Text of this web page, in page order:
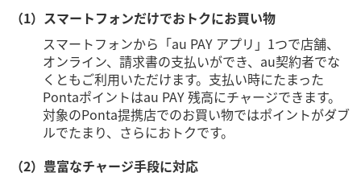
（1）スマートフォンだけでおトクにお買い物
スマートフォンから「au PAY アプリ」1つで店舗、
オンライン、請求書の支払いができ、au契約者でな
くともご利用いただけます。支払い時にたまった
Pontaポイントはau PAY 残高にチャージできます。
対象のPonta提携店でのお買い物ではポイントがダブ
ルでたまり、さらにおトクです。
（2）豊富なチャージ手段に対応